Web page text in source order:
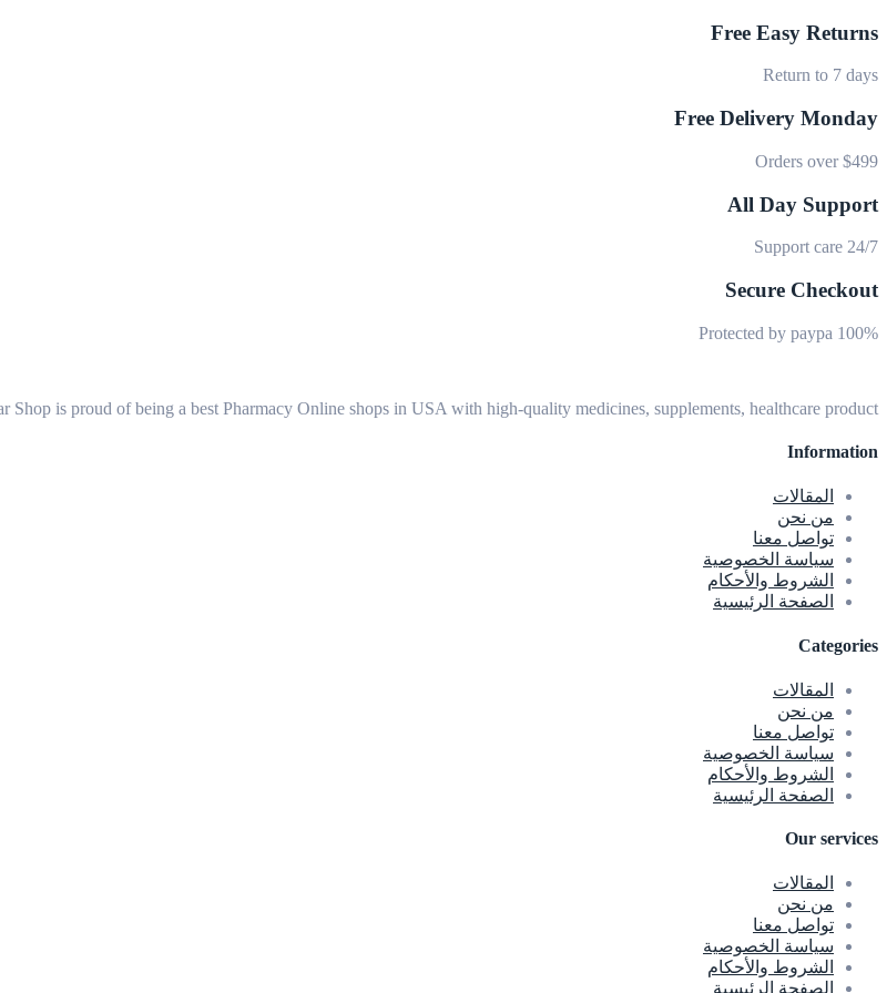
Free Easy Returns
Return to 7 days
Free Delivery Monday
Orders over $499
All Day Support
24/7 Support care
Secure Checkout
100% Protected by paypa
Shop is proud of being a best Pharmacy Online shops in USA with high-quality medicines, supplements, healthcare product, …
Information
المقالات
من نحن
تواصل معنا
سياسة الخصوصية
الشروط والأحكام
الصفحة الرئيسية
Categories
المقالات
من نحن
تواصل معنا
سياسة الخصوصية
الشروط والأحكام
الصفحة الرئيسية
Our services
المقالات
من نحن
تواصل معنا
سياسة الخصوصية
الشروط والأحكام
الصفحة الرئيسية